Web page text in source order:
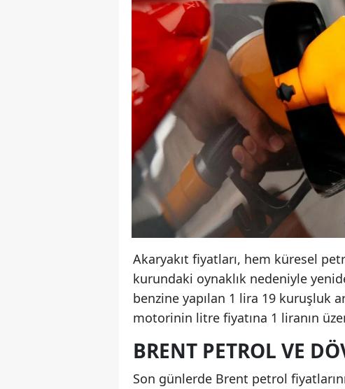
Akaryakıt fiyatları, hem küresel
kurundaki oynaklık nedeniyle
benzine yapılan 1 lira 19 kuruşluk
motorinin litre fiyatına 1 liranın
BRENT PETROL VE
Son günlerde Brent petrol